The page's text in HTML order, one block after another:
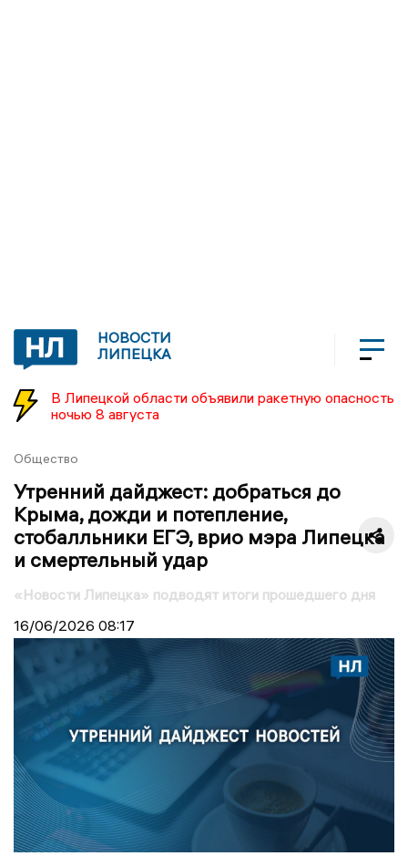
НОВОСТИ
ЛИПЕЦКА
В Липецкой области объявили ракетную опасность
ночью 8 августа
Общество
Утренний дайджест: добраться до
Крыма, дожди и потепление,
стобалльники ЕГЭ, врио мэра Липецка
и смертельный удар
«Новости Липецка» подводят итоги прошедшего дня
16/06/2026 08:17